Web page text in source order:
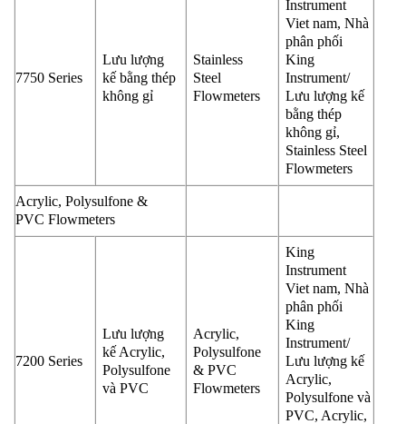
7750 Series
Lưu lượng
kế bằng thép
không gỉ
Stainless
Steel
Flowmeters
Instrument
Viet nam, Nhà
phân phối
King
Instrument/
Lưu lượng kế
bằng thép
không gỉ,
Stainless Steel
Flowmeters
Acrylic, Polysulfone &
PVC Flowmeters
7200 Series
Lưu lượng
kế Acrylic,
Polysulfone
và PVC
Acrylic,
Polysulfone
& PVC
Flowmeters
King
Instrument
Viet nam, Nhà
phân phối
King
Instrument/
Lưu lượng kế
Acrylic,
Polysulfone và
PVC, Acrylic,